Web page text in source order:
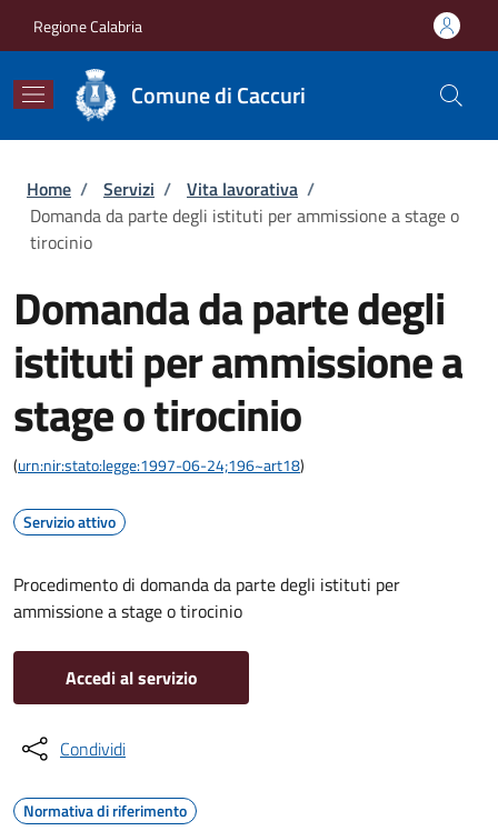
Regione Calabria
Comune di Caccuri
Briciole di pane
Home / Servizi / Vita lavorativa /
Domanda da parte degli istituti per ammissione a stage o
tirocinio
Domanda da parte degli
istituti per ammissione a
stage o tirocinio
(urn:nir:stato:legge:1997-06-24;196~art18)
Servizio attivo
Procedimento di domanda da parte degli istituti per
ammissione a stage o tirocinio
Accedi al servizio
Condividi
Normativa di riferimento